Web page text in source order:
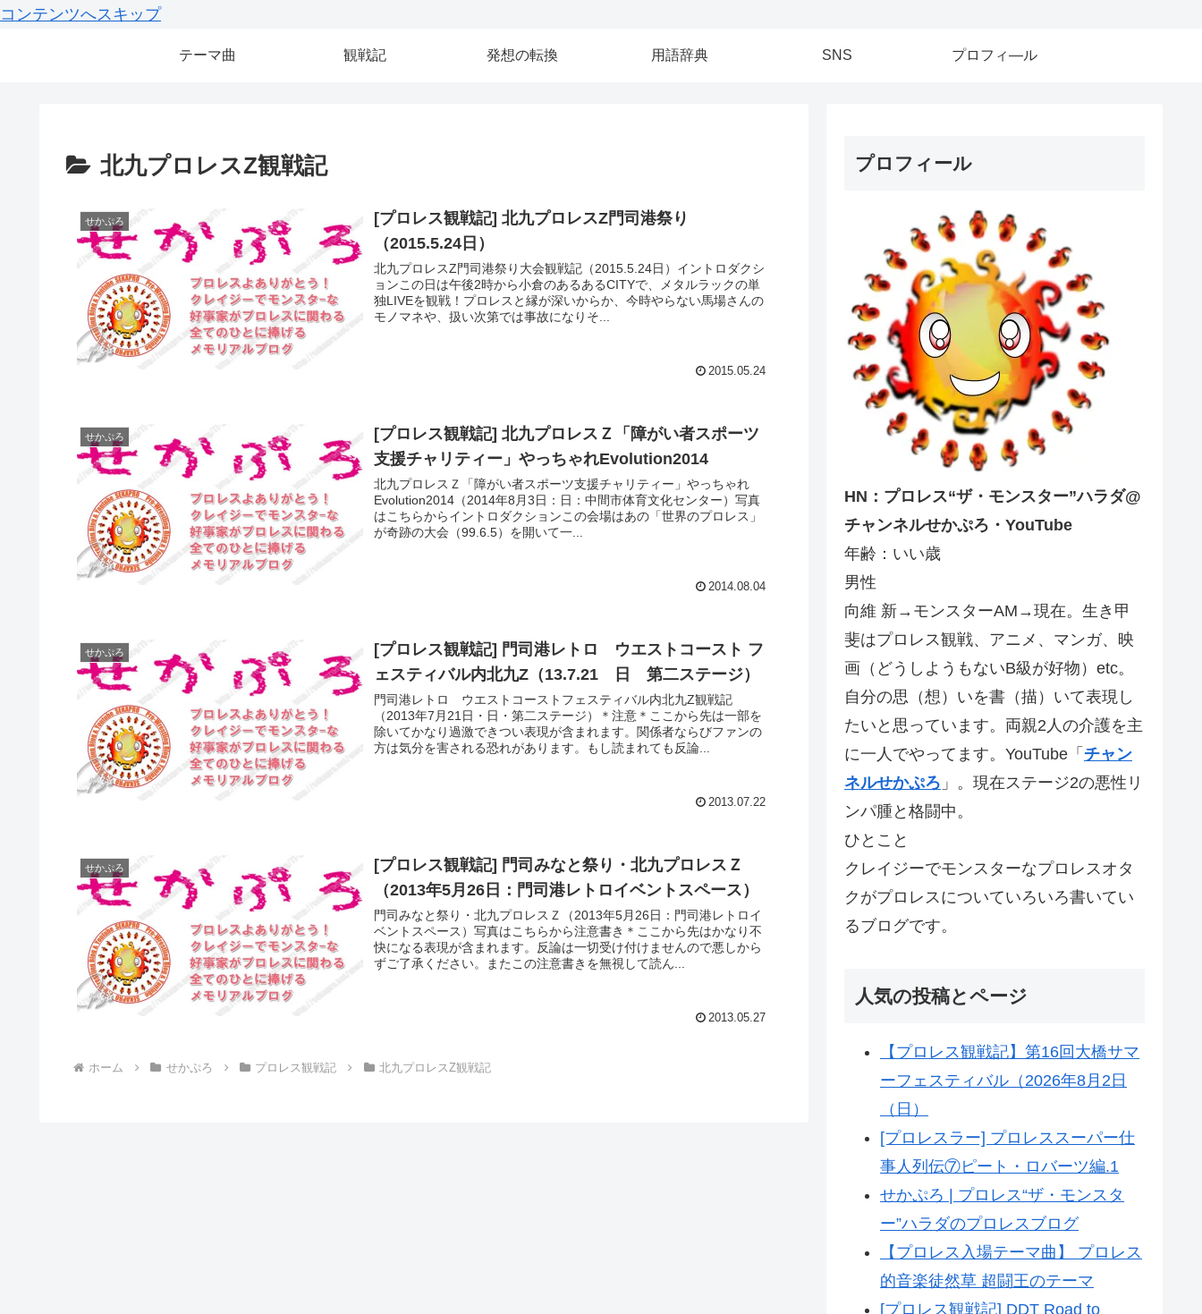
コンテンツへスキップ
テーマ曲 観戦記 発想の転換 用語辞典 SNS プロフィ―ル
北九プロレスZ観戦記
せかぷろ
[プロレス観戦記] 北九プロレスZ門司港祭り
（2015.5.24日）
北九プロレスZ門司港祭り大会観戦記（2015.5.24日）イントロダクシ
ョンこの日は午後2時から小倉のあるあるCITYで、メタルラックの単
独LIVEを観戦！プロレスと縁が深いからか、今時やらない馬場さんの
モノマネや、扱い次第では事故になりそ...
2015.05.24
せかぷろ
[プロレス観戦記] 北九プロレスＺ「障がい者スポーツ
支援チャリティー」やっちゃれEvolution2014
北九プロレスＺ「障がい者スポーツ支援チャリティー」やっちゃれ
Evolution2014（2014年8月3日：日：中間市体育文化センター）写真
はこちらからイントロダクションこの会場はあの「世界のプロレス」
が奇跡の大会（99.6.5）を開いて一...
2014.08.04
せかぷろ
[プロレス観戦記] 門司港レトロ ウエストコースト フ
ェスティバル内北九Z（13.7.21 日 第二ステージ）
門司港レトロ ウエストコーストフェスティバル内北九Z観戦記
（2013年7月21日・日・第二ステージ）＊注意＊ここから先は一部を
除いてかなり過激できつい表現が含まれます。関係者ならびファンの
方は気分を害される恐れがあります。もし読まれても反論...
2013.07.22
せかぷろ
[プロレス観戦記] 門司みなと祭り・北九プロレスＺ
（2013年5月26日：門司港レトロイベントスペース）
門司みなと祭り・北九プロレスＺ（2013年5月26日：門司港レトロイ
ベントスペース）写真はこちらから注意書き＊ここから先はかなり不
快になる表現が含まれます。反論は一切受け付けませんので悪しから
ずご了承ください。またこの注意書きを無視して読ん...
2013.05.27
ホーム せかぷろ プロレス観戦記 北九プロレスZ観戦記
プロフィール
HN：プロレス“ザ・モンスター”ハラダ@
チャンネルせかぷろ・YouTube
年齢：いい歳
男性
向維 新→モンスターAM→現在。生き甲
斐はプロレス観戦、アニメ、マンガ、映
画（どうしようもないB級が好物）etc。
自分の思（想）いを書（描）いて表現し
たいと思っています。両親2人の介護を主
に一人でやってます。YouTube「 チャン
ネルせかぷろ 」。現在ステージ2の悪性リ
ンパ腫と格闘中。
ひとこと
クレイジーでモンスターなプロレスオタ
クがプロレスについていろいろ書いてい
るブログです。
人気の投稿とページ
【プロレス観戦記】第16回大橋サマ
ーフェスティバル（2026年8月2日
（日）
[プロレスラー] プロレススーパー仕
事人列伝⑦ピート・ロバーツ編.1
せかぷろ | プロレス“ザ・モンスタ
ー”ハラダのプロレスブログ
【プロレス入場テーマ曲】 プロレス
的音楽徒然草 超闘王のテーマ
[プロレス観戦記] DDT Road to